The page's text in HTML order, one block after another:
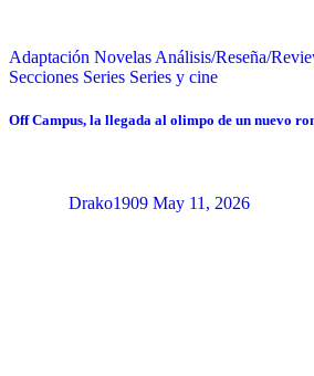
Adaptación Novelas Análisis/Reseña/
Secciones Series Series y cine
Off Campus, la llegada al olimpo de un nuevo
Drako1909 May 11, 2026